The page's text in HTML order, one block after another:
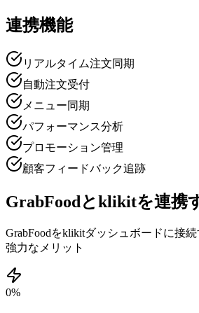
連携機能
リアルタイム注文同期
自動注文受付
メニュー同期
パフォーマンス分析
プロモーション管理
顧客フィードバック追跡
GrabFoodとklikitを連携
GrabFoodをklikitダッシュボードに接
強力なメリット
0%